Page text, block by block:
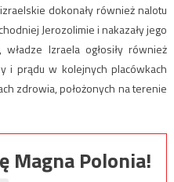
dokonały również nalotu
Jerozolimie i nakazały jego
władze Izraela ogłosiły również
i prądu w kolejnych placówkach
zdrowia, położonych na terenie
Magna Polonia!